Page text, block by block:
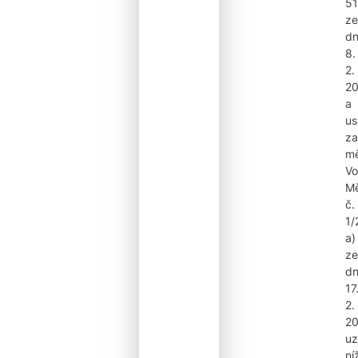
ze
8.
2.
a
č.
1/
a)
ze
17.
2.